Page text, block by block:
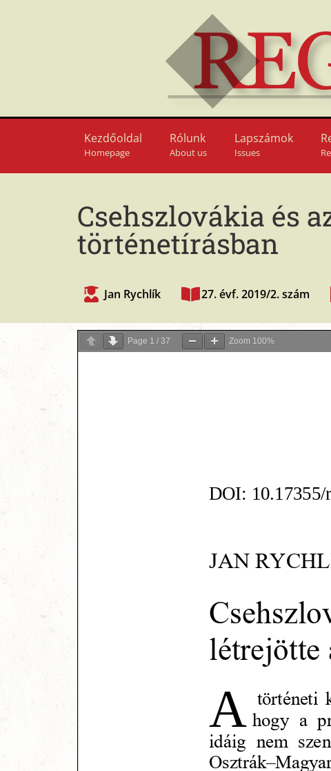
Kezdőoldal
Homepage
Rólunk
About us
Lapszámok
Issues
Csehszlovákia és
történetírásban
Jan Rychlík 27. évf. 2019/2. szám
Page 1 / 37 Zoom 100%